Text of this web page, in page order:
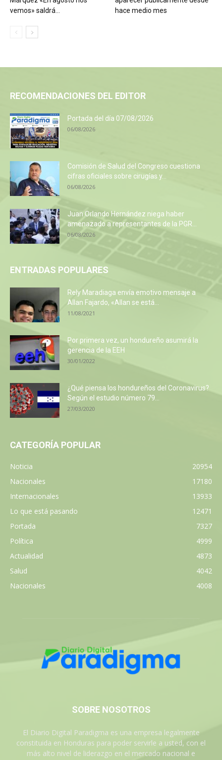
vemos» saldrá...
hace medio mes
RECOMENDACIONES DEL EDITOR
Portada del día 07/08/2026
06/08/2026
Comisión de Salud del Congreso cuestiona
cifras oficiales sobre cirugías y...
06/08/2026
Juan Orlando Hernández niega haber
amenazado a representantes de la PGR...
06/08/2026
ENTRADAS POPULARES
Rely Maradiaga envía emotivo mensaje a
Allan Fajardo, «Allan se está...
11/08/2021
Por primera vez, un hondureño asumirá la
gerencia de la EEH
30/01/2022
¿Qué piensa los hondureños del Coronavirus?
Según el estudio número 79...
27/03/2020
CATEGORÍA POPULAR
Noticia
20954
Nacionales
17180
Internacionales
13933
Lo que está pasando
12471
Portada
7327
Política
4999
Actualidad
4873
Salud
4042
Nacionales
4008
SOBRE NOSOTROS
El Diario Digital Paradigma es una empresa legalmente
constituida en Honduras para poder servirle a usted, con el
más alto nivel de liderazgo en el mercado nacional e